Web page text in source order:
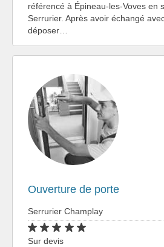
référencé à Épineau-les-Voves en
Serrurier. Après avoir échangé
déposer…
Ouverture de porte
Serrurier Champlay
Sur devis